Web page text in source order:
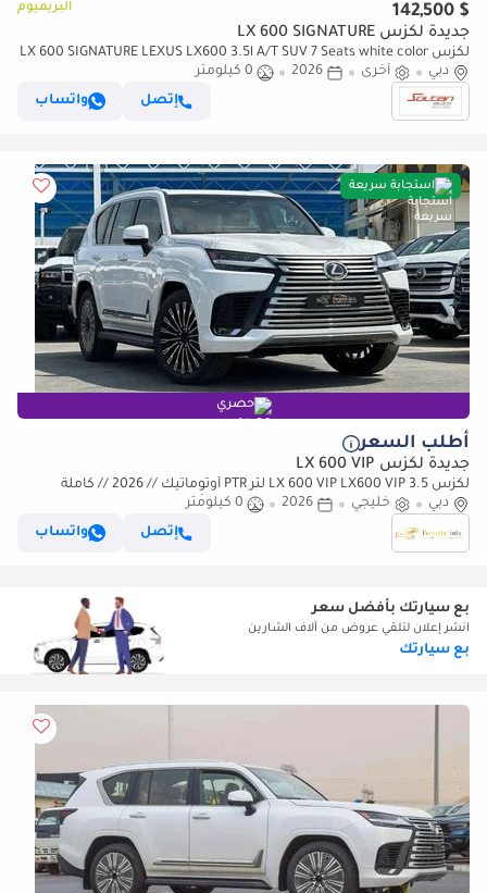
$ 142,500 البريميوم
جديدة لكزس LX 600 SIGNATURE
لكزس LX 600 SIGNATURE LEXUS LX600 3.5l A/T SUV 7 Seats white color
2026 Model
دبي أخرى 2026
0 كيلومتر
إتصل
واتساب
استجابة سريعة
حصري
أطلب السعر
جديدة لكزس LX 600 VIP
لكزس LX 600 VIP LX600 VIP 3.5 لتر PTR أوتوماتيك // 2026 // كاملة
المواصفات: مقاعد VIP، رادار وشاشة عرض رأسية، كاميرا
دبي خليجي 2026
0 كيلومتر
إتصل
واتساب
بع سيارتك بأفضل سعر
انشر إعلان لتلقي عروض من آلاف الشارين
بع سيارتك